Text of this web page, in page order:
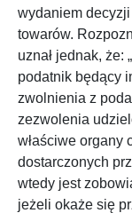
wydaniem
towarów.
uznał jednak,
podatnik będący
zwolnienia z
zezwolenia
właściwe organy
dostarczonych
wtedy jest
jeżeli okaże się